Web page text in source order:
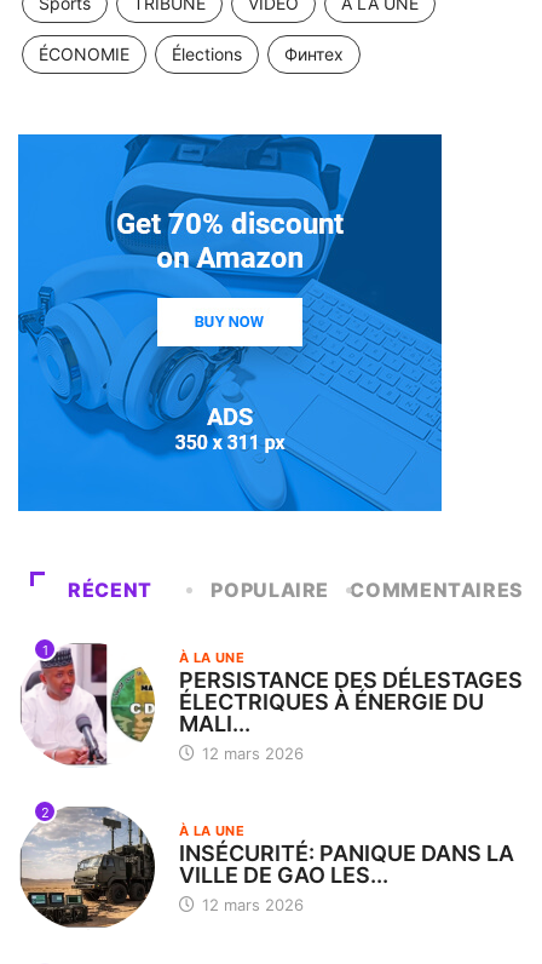
ÉCONOMIE Élections Финтех
RÉCENT POPULAIRE COMMENTAIRES
1 À LA UNE
PERSISTANCE DES DÉLESTAGES
ÉLECTRIQUES À ÉNERGIE DU
MALI...
12 mars 2026
2
À LA UNE
INSÉCURITÉ: PANIQUE DANS LA
VILLE DE GAO LES...
12 mars 2026